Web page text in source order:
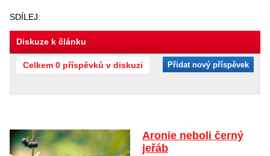
SDÍLEJ:
Diskuze k článku
Celkem 0 příspěvků v diskuzi Přidat nový příspěvek
Aronie neboli černý
jeřáb